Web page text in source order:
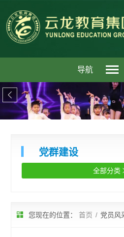
导航

党群建设
全部分类
您现在的位置： 首页 / 党员风